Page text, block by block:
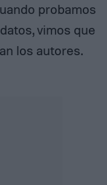
probamos
vimos que
los autores.